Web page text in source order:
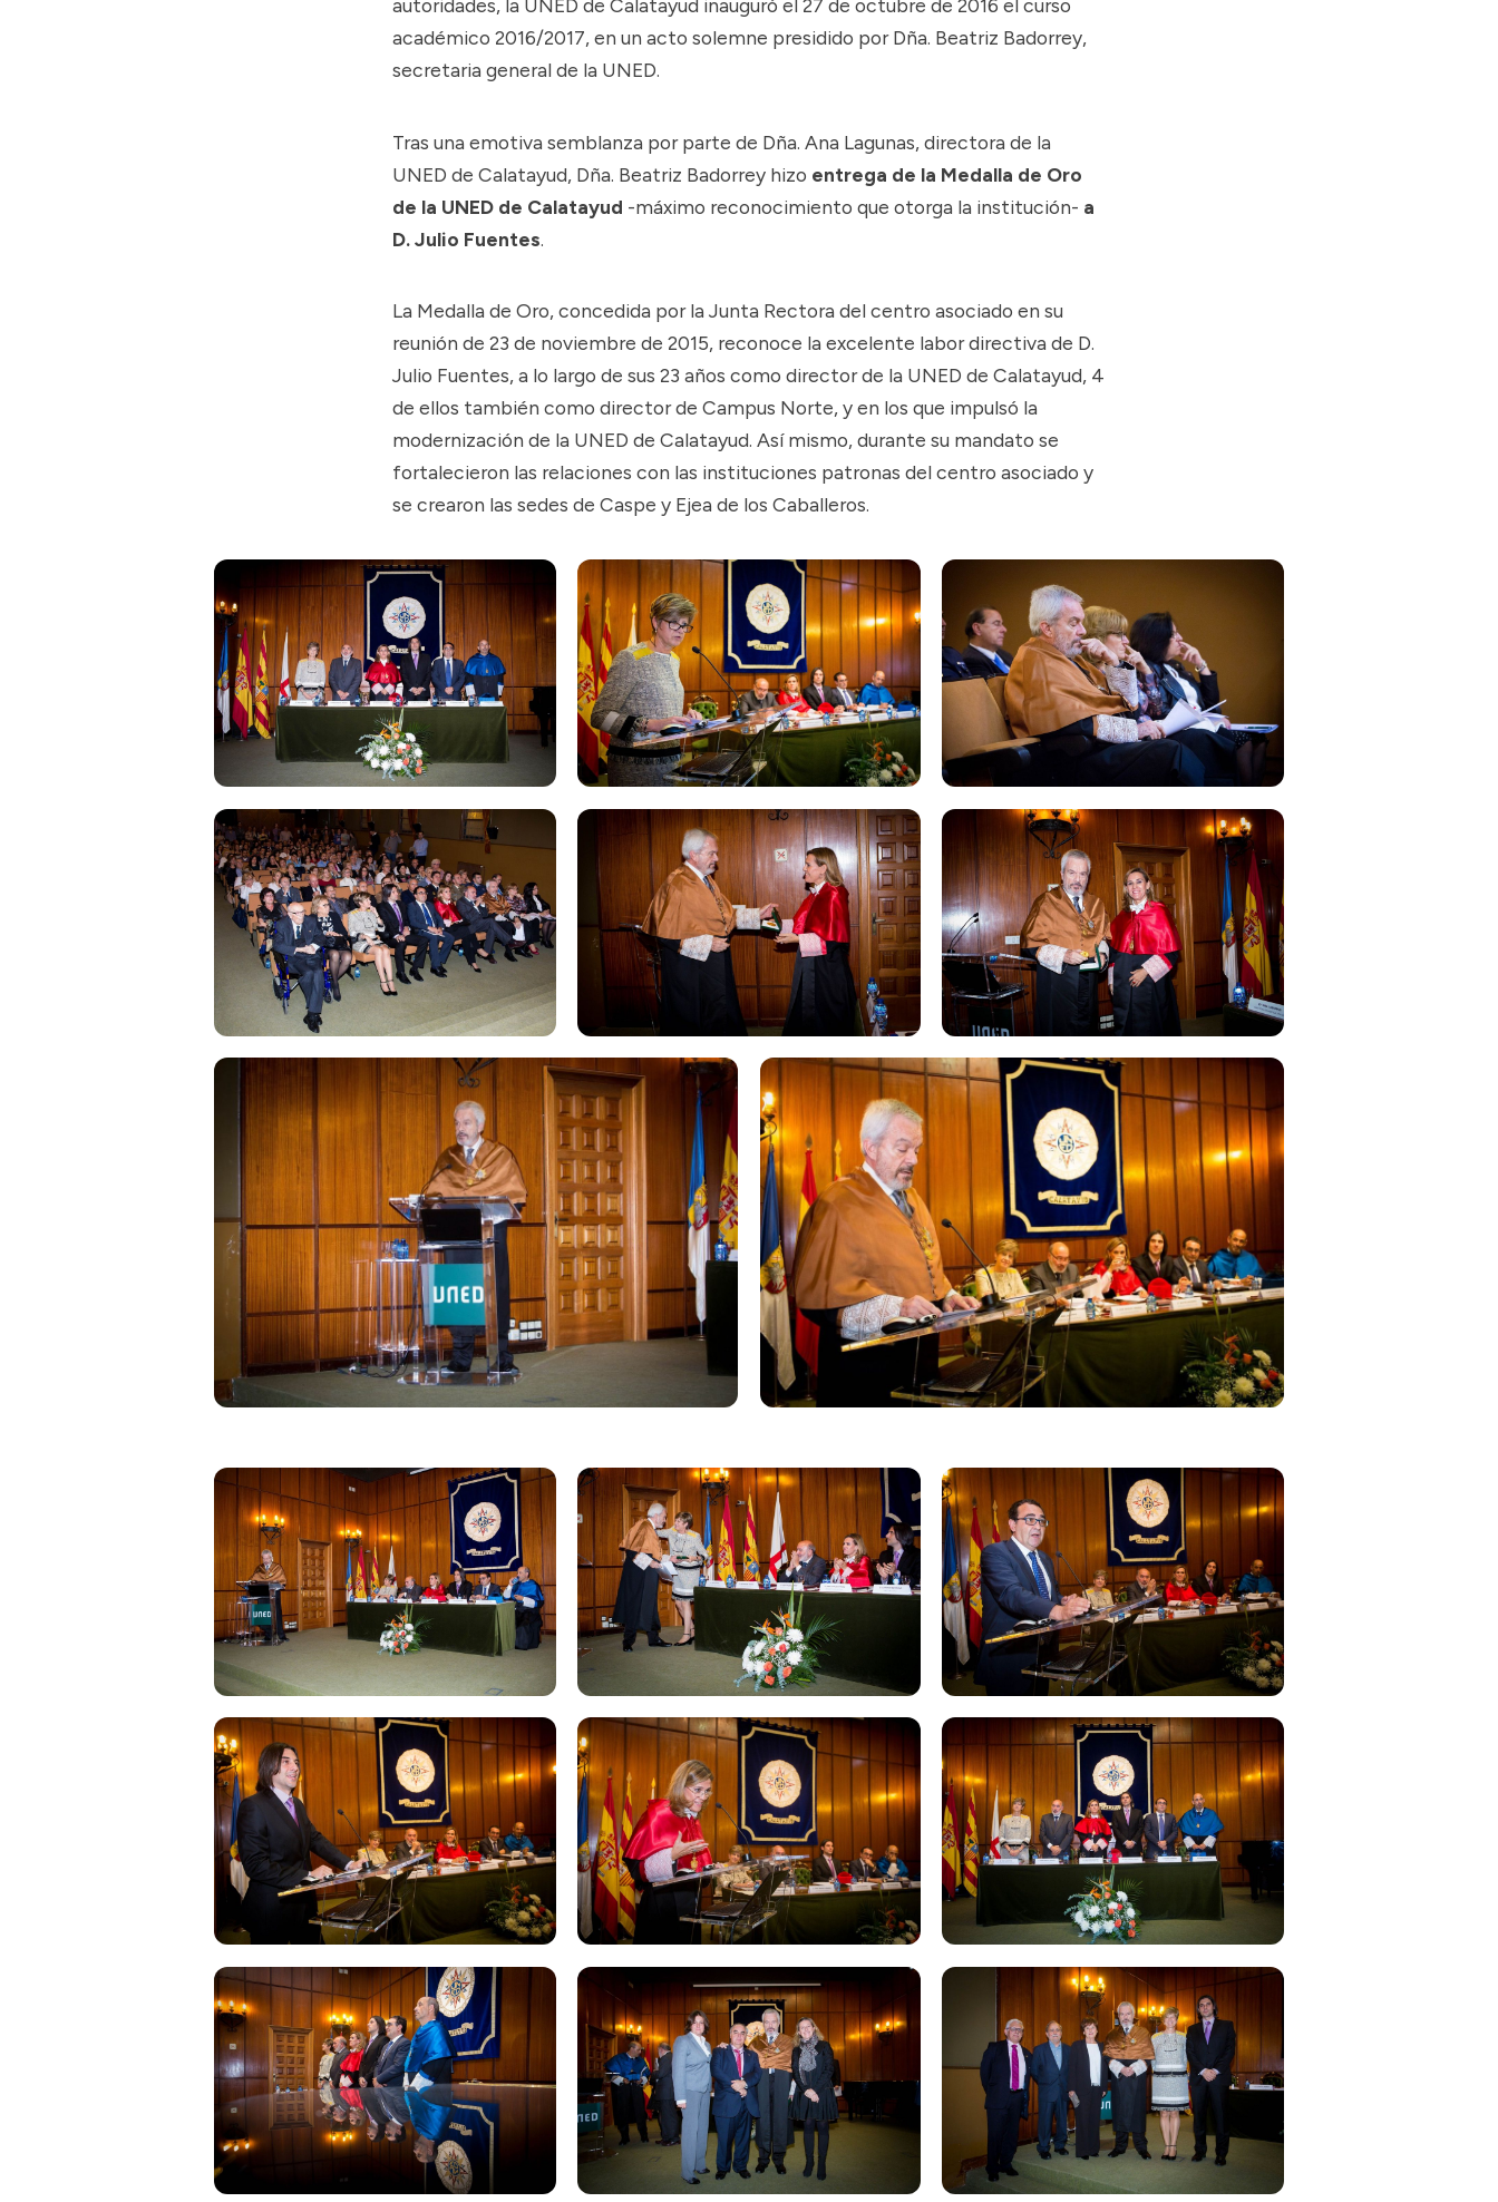
autoridades, la UNED de Calatayud inauguró el 27 de octubre de 2016 el curso
académico 2016/2017, en un acto solemne presidido por Dña. Beatriz Badorrey,
secretaria general de la UNED.
Tras una emotiva semblanza por parte de Dña. Ana Lagunas, directora de la
UNED de Calatayud, Dña. Beatriz Badorrey hizo entrega de la Medalla de Oro
de la UNED de Calatayud -máximo reconocimiento que otorga la institución- a
D. Julio Fuentes.
La Medalla de Oro, concedida por la Junta Rectora del centro asociado en su
reunión de 23 de noviembre de 2015, reconoce la excelente labor directiva de D.
Julio Fuentes, a lo largo de sus 23 años como director de la UNED de Calatayud, 4
de ellos también como director de Campus Norte, y en los que impulsó la
modernización de la UNED de Calatayud. Así mismo, durante su mandato se
fortalecieron las relaciones con las instituciones patronas del centro asociado y
se crearon las sedes de Caspe y Ejea de los Caballeros.